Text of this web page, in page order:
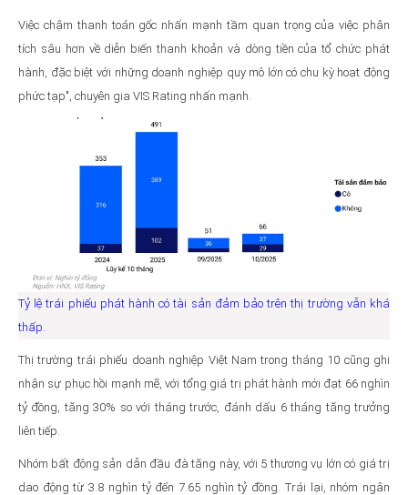
Việc chậm thanh toán gốc nhấn mạnh tầm quan trọng của việc phân
tích sâu hơn về diễn biến thanh khoản và dòng tiền của tổ chức phát
hành, đặc biệt với những doanh nghiệp quy mô lớn có chu kỳ hoạt động
phức tạp", chuyên gia VIS Rating nhấn mạnh.
Tỷ lệ trái phiếu phát hành có tài sản đảm bảo trên thị trường vẫn khá
thấp.
Thị trường trái phiếu doanh nghiệp Việt Nam trong tháng 10 cũng ghi
nhận sự phục hồi mạnh mẽ, với tổng giá trị phát hành mới đạt 66 nghìn
tỷ đồng, tăng 30% so với tháng trước, đánh dấu 6 tháng tăng trưởng
liên tiếp.
Nhóm bất động sản dẫn đầu đà tăng này, với 5 thương vụ lớn có giá trị
dao động từ 3.8 nghìn tỷ đến 7.65 nghìn tỷ đồng. Trái lại, nhóm ngân